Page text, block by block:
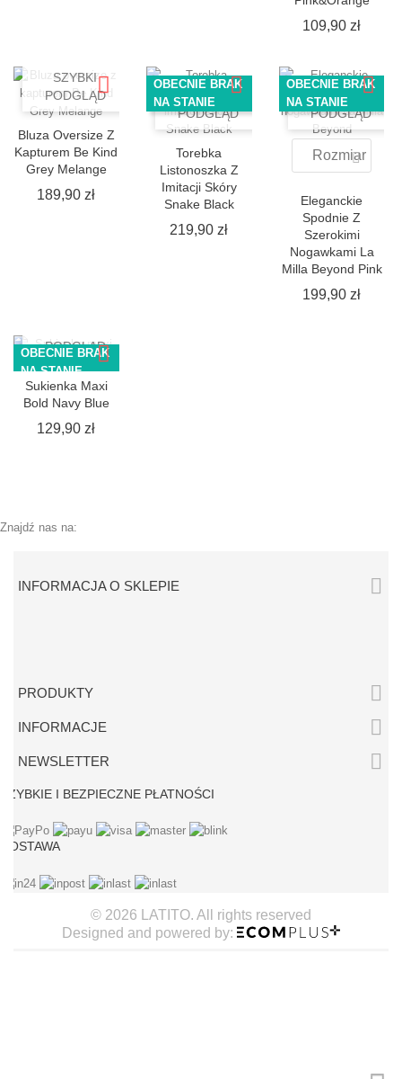
109,90 złCena
SZYBKI
PODGLĄD
Bluza Oversize Z
Kapturem Be Kind
Grey Melange
189,90 złCena
SZYBKI
PODGLĄD
OBECNIE BRAK
NA STANIE
Torebka
Listonoszka Z
Imitacji Skóry
Snake Black
219,90 złCena
SZYBKI
PODGLĄD
OBECNIE BRAK
NA STANIE
Rozmiar
Eleganckie
Spodnie Z
Szerokimi
Nogawkami La
Milla Beyond Pink
199,90 złCena
PODGLĄD
OBECNIE BRAK
NA STANIE
Sukienka Maxi
Bold Navy Blue
129,90 złCena
Znajdź nas na:
INFORMACJA O SKLEPIE 
PRODUKTY 
INFORMACJE 
NEWSLETTER 
SZYBKIE I BEZPIECZNE PŁATNOŚCI
DOSTAWA
© 2026 LATITO. All rights reserved
Designed and powered by: